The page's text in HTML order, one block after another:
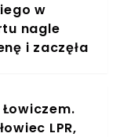
w
nagle
i zaczęła
LPR,